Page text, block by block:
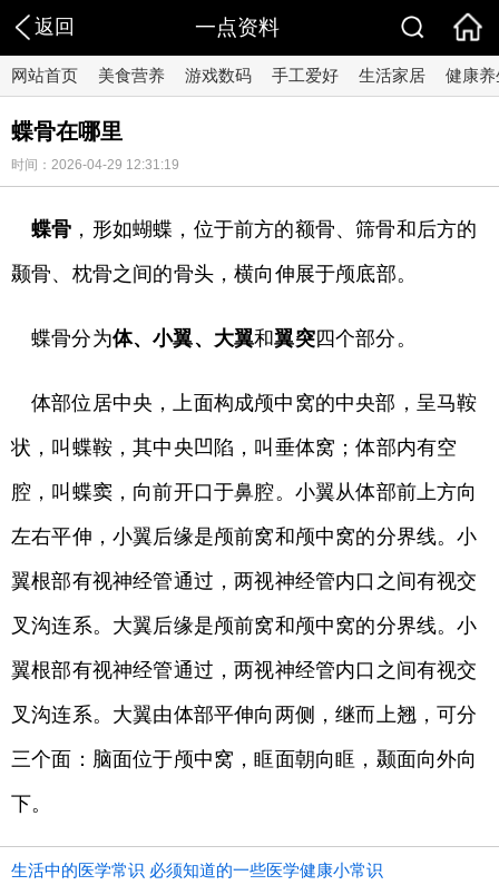
返回 一点资料
网站首页 美食营养 游戏数码 手工爱好 生活家居 健康养
蝶骨在哪里
时间：2026-04-29 12:31:19
蝶骨 ，形如蝴蝶，位于前方的额骨、筛骨和后方的
颞骨、枕骨之间的骨头，横向伸展于颅底部。
蝶骨分为体、小翼、大翼和翼突四个部分。
体部位居中央，上面构成颅中窝的中央部，呈马鞍
状，叫蝶鞍，其中央凹陷，叫垂体窝；体部内有空
腔，叫蝶窦，向前开口于鼻腔。小翼从体部前上方向
左右平伸，小翼后缘是颅前窝和颅中窝的分界线。小
翼根部有视神经管通过，两视神经管内口之间有视交
叉沟连系。大翼后缘是颅前窝和颅中窝的分界线。小
翼根部有视神经管通过，两视神经管内口之间有视交
叉沟连系。大翼由体部平伸向两侧，继而上翘，可分
三个面：脑面位于颅中窝，眶面朝向眶，颞面向外向
下。
生活中的医学常识 必须知道的一些医学健康小常识